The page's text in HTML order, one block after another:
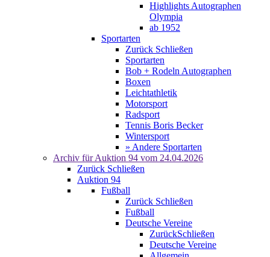
Highlights Autographen
Olympia
ab 1952
Sportarten
Zurück Schließen
Sportarten
Bob + Rodeln Autographen
Boxen
Leichtathletik
Motorsport
Radsport
Tennis Boris Becker
Wintersport
» Andere Sportarten
Archiv für Auktion 94 vom 24.04.2026
Zurück Schließen
Auktion 94
Fußball
Zurück Schließen
Fußball
Deutsche Vereine
ZurückSchließen
Deutsche Vereine